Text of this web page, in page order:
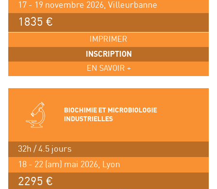
17 - 19 novembre 2026, Villeurbanne
1835 €
IMPRIMER
INSCRIPTION
EN SAVOIR +
BIOCHIMIE ET MICROBIOLOGIE
INDUSTRIELLES
32h / 4.5 jours
18 - 22 (am) mai 2026, Lyon
2295 €